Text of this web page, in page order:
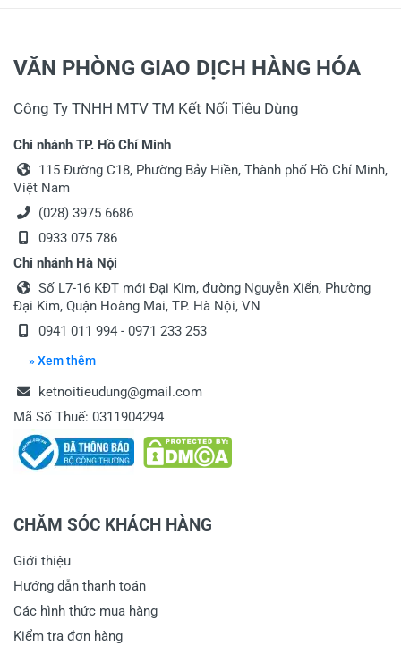
VĂN PHÒNG GIAO DỊCH HÀNG HÓA
Công Ty TNHH MTV TM Kết Nối Tiêu Dùng
Chi nhánh TP. Hồ Chí Minh
115 Đường C18, Phường Bảy Hiền, Thành phố Hồ Chí Minh,
Việt Nam
(028) 3975 6686
0933 075 786
Chi nhánh Hà Nội
Số L7-16 KĐT mới Đại Kim, đường Nguyễn Xiển, Phường
Đại Kim, Quận Hoàng Mai, TP. Hà Nội, VN
0941 011 994 - 0971 233 253
» Xem thêm
ketnoitieudung@gmail.com
Mã Số Thuế: 0311904294
CHĂM SÓC KHÁCH HÀNG
Giới thiệu
Hướng dẫn thanh toán
Các hình thức mua hàng
Kiểm tra đơn hàng